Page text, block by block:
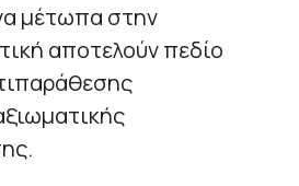
μέτωπα στην
αποτελούν πεδίο